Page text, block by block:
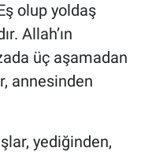
olup yoldaş
Allah’ın
üç aşamadan
annesinden
yediğinden,